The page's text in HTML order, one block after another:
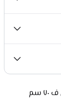
سم